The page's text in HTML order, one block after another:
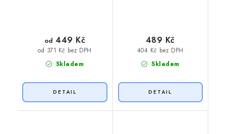
Skladem
od 371 Kč bez DPH
od 449 Kč
Skladem
404 Kč bez DPH
489 Kč